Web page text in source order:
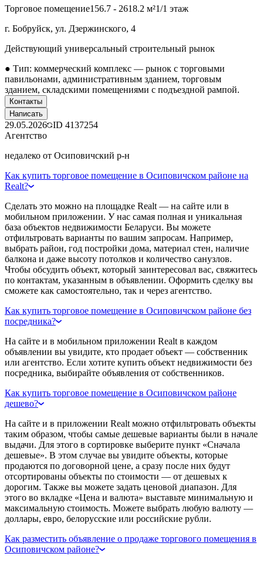
Торговое помещение156.7 - 2618.2 м²1/1 этаж
г. Бобруйск, ул. Дзержинского, 4
Действующий универсальный строительный рынок
● Тип: коммерческий комплекс — рынок с торговыми
павильонами, административным зданием, торговым
зданием, складскими помещениями с подъездной рампой.
Контакты
Написать
29.05.2026 ID 4137254
Агентство
недалеко от Осиповичский р-н
Как купить торговое помещение в Осиповичском районе на
Realt?
Сделать это можно на площадке Realt — на сайте или в
мобильном приложении. У нас самая полная и уникальная
база объектов недвижимости Беларуси. Вы можете
отфильтровать варианты по вашим запросам. Например,
выбрать район, год постройки дома, материал стен, наличие
балкона и даже высоту потолков и количество санузлов.
Чтобы обсудить объект, который заинтересовал вас, свяжитесь
по контактам, указанным в объявлении. Оформить сделку вы
сможете как самостоятельно, так и через агентство.
Как купить торговое помещение в Осиповичском районе без
посредника?
На сайте и в мобильном приложении Realt в каждом
объявлении вы увидите, кто продает объект — собственник
или агентство. Если хотите купить объект недвижимости без
посредника, выбирайте объявления от собственников.
Как купить торговое помещение в Осиповичском районе
дешево?
На сайте и в приложении Realt можно отфильтровать объекты
таким образом, чтобы самые дешевые варианты были в начале
выдачи. Для этого в сортировке выберите пункт «Сначала
дешевые». В этом случае вы увидите объекты, которые
продаются по договорной цене, а сразу после них будут
отсортированы объекты по стоимости — от дешевых к
дорогим. Также вы можете задать ценовой диапазон. Для
этого во вкладке «Цена и валюта» выставьте минимальную и
максимальную стоимость. Можете выбрать любую валюту —
доллары, евро, белорусские или российские рубли.
Как разместить объявление о продаже торгового помещения в
Осиповичском районе?